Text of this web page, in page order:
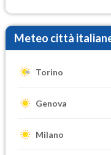
Meteo città
Torino
Genova
Milano